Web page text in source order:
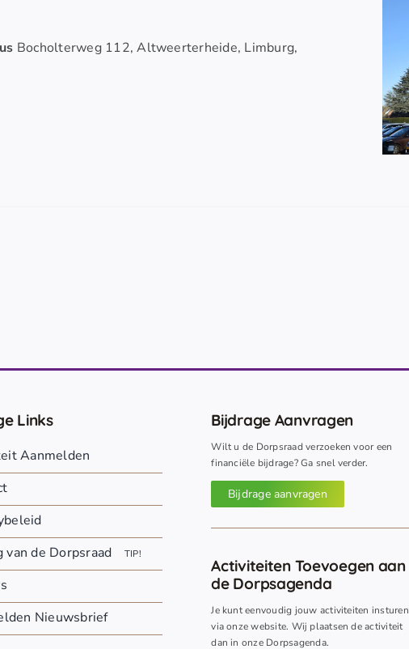
Bocholterweg 112, Altweerterheide, Limburg,
Links
Aanmelden
van de Dorpsraad
TIP!
Nieuwsbrief
Bijdrage Aanvragen
Wilt u de Dorpsraad verzoeken voor een
financiële bijdrage? Ga snel verder.
Bijdrage aanvragen
Activiteiten Toevoegen aan
de Dorpsagenda
Je kunt eenvoudig jouw activiteiten insturen
via onze website. Wij plaatsen de activiteit
dan in onze Dorpsagenda.